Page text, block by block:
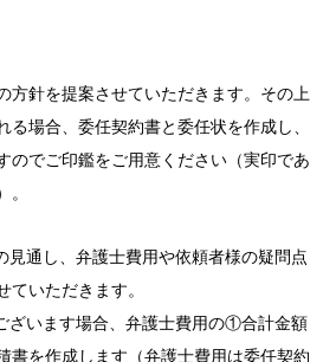
方針を提案させていただきます。その上
る場合、委任契約書と委任状を作成し、
のでご印鑑をご用意ください（実印であ
通し、弁護士費用や依頼者様の疑問点
いただきます。
ざいます場合、弁護士費用の①合計金額
書を作成します（弁護士費用は委任契約